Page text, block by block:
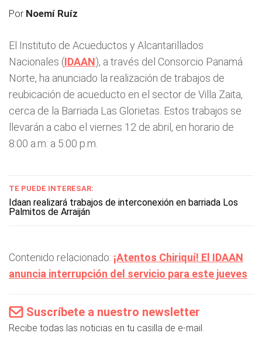
Por Noemí Ruíz
El Instituto de Acueductos y Alcantarillados
Nacionales (IDAAN), a través del Consorcio Panamá
Norte, ha anunciado la realización de trabajos de
reubicación de acueducto en el sector de Villa Zaita,
cerca de la Barriada Las Glorietas. Estos trabajos se
llevarán a cabo el viernes 12 de abril, en horario de
8:00 a.m. a 5:00 p.m.
TE PUEDE INTERESAR:
Idaan realizará trabajos de interconexión en barriada Los
Palmitos de Arraiján
Contenido relacionado: ¡Atentos Chiriquí! El IDAAN
anuncia interrupción del servicio para este jueves
Suscríbete a nuestro newsletter
Recibe todas las noticias en tu casilla de e-mail.